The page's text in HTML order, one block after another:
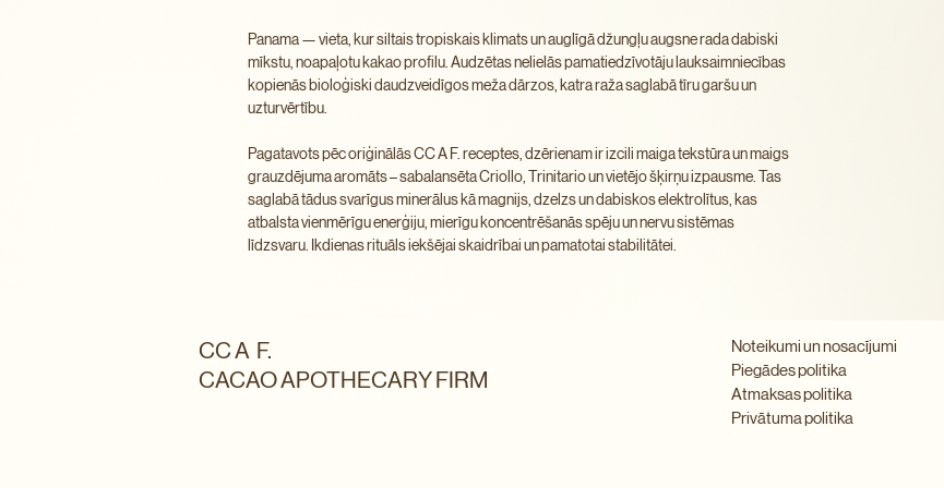
Panama — vieta, kur siltais tropiskais klimats un auglīgā džungļu augsne rada dabiski
mīkstu, noapaļotu kakao profilu. Audzētas nelielās pamatiedzīvotāju lauksaimniecības
kopienās bioloģiski daudzveidīgos meža dārzos, katra raža saglabā tīru garšu un
uzturvērtību.
Pagatavots pēc oriģinālās CC A F. receptes, dzērienam ir izcili maiga tekstūra un maigs
grauzdējuma aromāts – sabalansēta Criollo, Trinitario un vietējo šķirņu izpausme. Tas
saglabā tādus svarīgus minerālus kā magnijs, dzelzs un dabiskos elektrolītus, kas
atbalsta vienmērīgu enerģiju, mierīgu koncentrēšanās spēju un nervu sistēmas
līdzsvaru. Ikdienas rituāls iekšējai skaidrībai un pamatotai stabilitātei.
CC A F.
CACAO APOTHECARY FIRM
Noteikumi un nosacījumi
Piegādes politika
Atmaksas politika
Privātuma politika